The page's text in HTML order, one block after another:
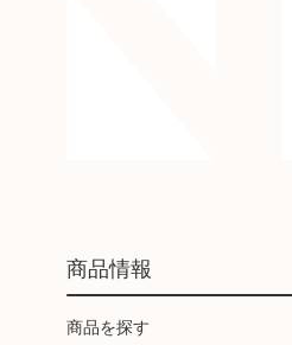
商品情報
商品を探す